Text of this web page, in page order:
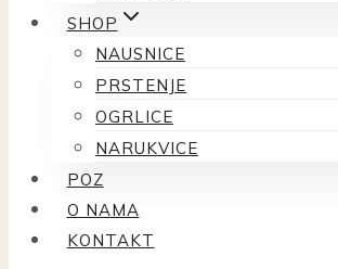
SHOP
NAUSNICE
PRSTENJE
OGRLICE
NARUKVICE
POZ
O NAMA
KONTAKT